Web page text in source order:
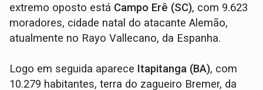
extremo oposto está Campo Erê (SC), com 9.623
moradores, cidade natal do atacante Alemão,
atualmente no Rayo Vallecano, da Espanha.
Logo em seguida aparece Itapitanga (BA), com
10.279 habitantes, terra do zagueiro Bremer, da